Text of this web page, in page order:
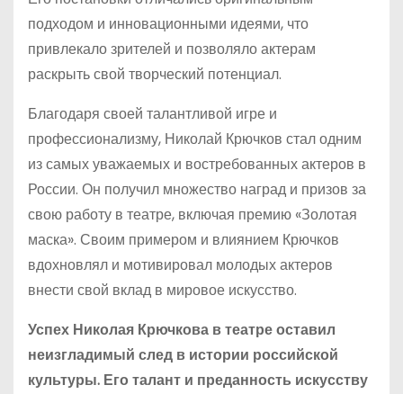
подходом и инновационными идеями, что
привлекало зрителей и позволяло актерам
раскрыть свой творческий потенциал.
Благодаря своей талантливой игре и
профессионализму, Николай Крючков стал одним
из самых уважаемых и востребованных актеров в
России. Он получил множество наград и призов за
свою работу в театре, включая премию «Золотая
маска». Своим примером и влиянием Крючков
вдохновлял и мотивировал молодых актеров
внести свой вклад в мировое искусство.
Успех Николая Крючкова в театре оставил
неизгладимый след в истории российской
культуры. Его талант и преданность искусству